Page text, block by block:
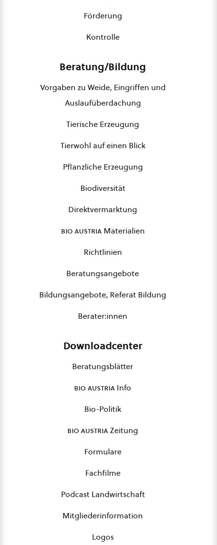
Förderung
Kontrolle
Beratung/Bildung
Vorgaben zu Weide, Eingriffen und
Auslaufüberdachung
Tierische Erzeugung
Tierwohl auf einen Blick
Pflanzliche Erzeugung
Biodiversität
Direktvermarktung
bio austriaMaterialien
Richtlinien
Beratungsangebote
Bildungsangebote, Referat Bildung
Berater:innen
Downloadcenter
Beratungsblätter
bio austria Info
Bio-Politik
bio austriaZeitung
Formulare
Fachfilme
Podcast Landwirtschaft
Mitgliederinformation
Logos